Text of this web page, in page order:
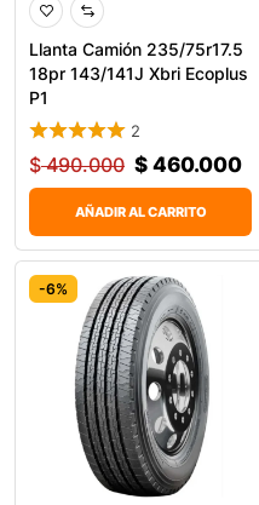
Llanta Camión 235/75r17.5
18pr 143/141J Xbri Ecoplus
P1
2
$490.000 $ 460.000
AÑADIR AL CARRITO
-6%